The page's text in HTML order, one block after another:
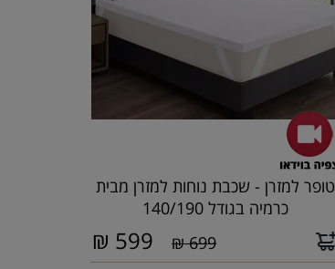
טופר למזרן - שכבת נוחות למזרן מבית
כרמיה בגודל 140/190
699 ₪
599
₪